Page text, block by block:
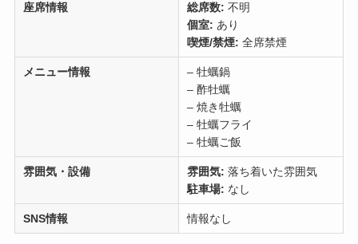
座席情報 総席数: 不明
個室: あり
喫煙/禁煙: 全席禁煙
メニュー情報
– 牡蠣鍋
– 酢牡蠣
– 焼き牡蠣
– 牡蠣フライ
– 牡蠣ご飯
雰囲気・設備 雰囲気: 落ち着いた雰囲気
駐車場: なし
SNS情報 情報なし